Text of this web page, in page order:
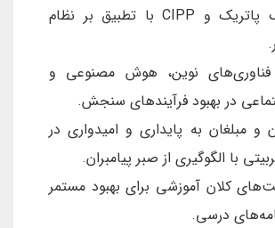
مدل‌های کرک پاتریک و CIPP با تطبیق بر نظام
فناوری‌های نوین، هوش مصنوعی و
در بهبود فرآیندهای سنجش.
و مبلغان به پایداری و امیدواری در
با الگوگیری از صبر پیامبران.
کلان آموزشی برای بهبود مستمر
درسی.